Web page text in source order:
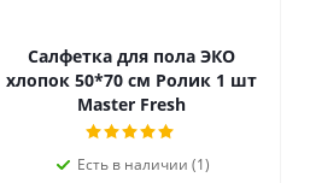
Салфетка для пола ЭКО
хлопок 50*70 см Ролик 1 шт
Master Fresh
Есть в наличии (1)